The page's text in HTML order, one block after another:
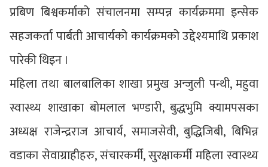
प्रबिण बिश्वकर्माको संचालनमा सम्पन्न कार्यक्रममा इन्सेक
सहजकर्ता पार्बती आचार्यको कार्यक्रमको उद्देश्यमाथि प्रकाश
पारेकी थिइन ।
महिला तथा बालबालिका शाखा प्रमुख अन्जुली पन्थी, महुवा
स्वास्थ्य शाखाका बोमलाल भण्डारी, बुद्धभुमि क्यामपसका
अध्यक्ष राजेन्द्रराज आचार्य, समाजसेवी, बुद्धिजिबी, बिभिन्न
वडाका सेवाग्राहीहरु, संचारकर्मी, सुरक्षाकर्मी महिला स्वास्थ्य